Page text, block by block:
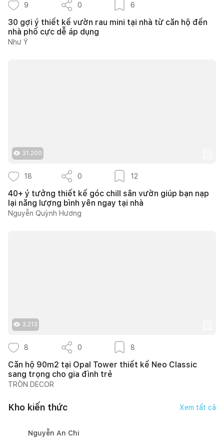
9 0 6
30 gợi ý thiết kế vườn rau mini tại nhà từ căn hộ đến
nhà phố cực dễ áp dụng
Như Ý
31.200
18 0 12
40+ ý tưởng thiết kế góc chill sân vườn giúp bạn nạp
lại năng lượng bình yên ngay tại nhà
Nguyễn Quỳnh Hương
3.213
8 0 8
Căn hộ 90m2 tại Opal Tower thiết kế Neo Classic
sang trọng cho gia đình trẻ
TRÒN DECOR
Kho kiến thức Xem tất cả
Nguyễn An Chi